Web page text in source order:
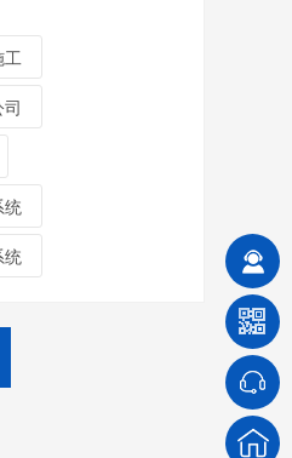
工
统
统